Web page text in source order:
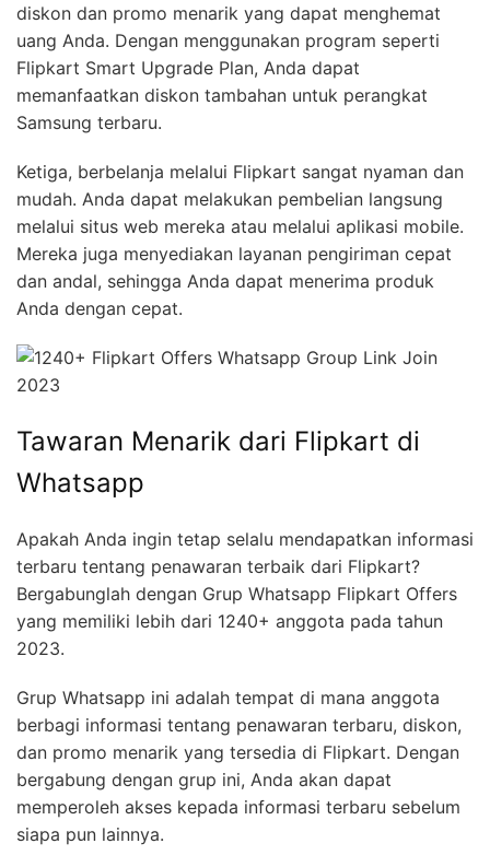
diskon dan promo menarik yang dapat menghemat
uang Anda. Dengan menggunakan program seperti
Flipkart Smart Upgrade Plan, Anda dapat
memanfaatkan diskon tambahan untuk perangkat
Samsung terbaru.
Ketiga, berbelanja melalui Flipkart sangat nyaman dan
mudah. Anda dapat melakukan pembelian langsung
melalui situs web mereka atau melalui aplikasi mobile.
Mereka juga menyediakan layanan pengiriman cepat
dan andal, sehingga Anda dapat menerima produk
Anda dengan cepat.
Tawaran Menarik dari Flipkart di
Whatsapp
Apakah Anda ingin tetap selalu mendapatkan informasi
terbaru tentang penawaran terbaik dari Flipkart?
Bergabunglah dengan Grup Whatsapp Flipkart Offers
yang memiliki lebih dari 1240+ anggota pada tahun
2023.
Grup Whatsapp ini adalah tempat di mana anggota
berbagi informasi tentang penawaran terbaru, diskon,
dan promo menarik yang tersedia di Flipkart. Dengan
bergabung dengan grup ini, Anda akan dapat
memperoleh akses kepada informasi terbaru sebelum
siapa pun lainnya.